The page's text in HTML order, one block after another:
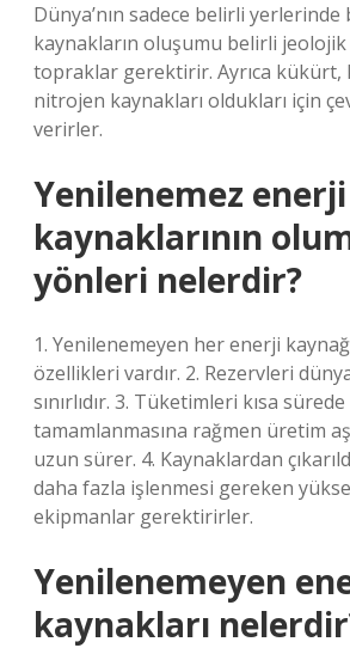
Dünya’nın sadece belirli yerlerinde
kaynakların oluşumu belirli
topraklar gerektirir. Ayrıca kükürt,
nitrojen kaynakları oldukları için
verirler.
Yenilenemez enerji
kaynaklarının
yönleri nelerdir?
1. Yenilenemeyen her enerji
özellikleri vardır. 2. Rezervleri
sınırlıdır. 3. Tüketimleri kısa sürede
tamamlanmasına rağmen üretim
uzun sürer. 4. Kaynaklardan
daha fazla işlenmesi gereken
ekipmanlar gerektirirler.
Yenilenemeyen
kaynakları